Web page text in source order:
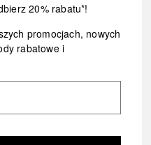
20% rabatu*!
promocjach, nowych
rabatowe i